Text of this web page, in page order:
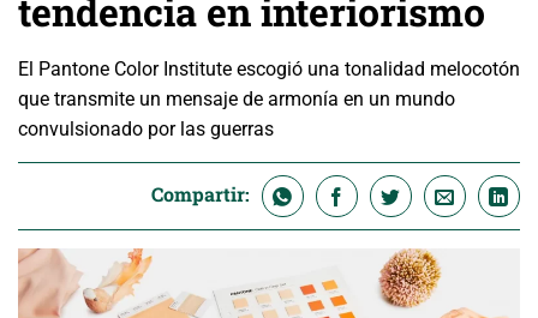
tendencia en interiorismo
El Pantone Color Institute escogió una tonalidad melocotón
que transmite un mensaje de armonía en un mundo
convulsionado por las guerras
Compartir: